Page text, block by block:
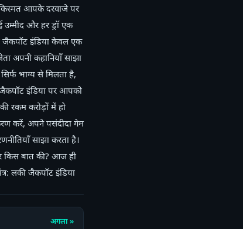
आपके दरवाजे पर
और हर ड्रॉ एक
जैकपॉट इंडिया केवल एक
अपनी कहानियाँ साझा
भाग्य से मिलता है,
इंडिया पर आपको
रकम करोड़ों में हो
करें, अपने पसंदीदा गेम
साझा करता है।
किस बात की? आज ही
लकी जैकपॉट इंडिया
अगला »